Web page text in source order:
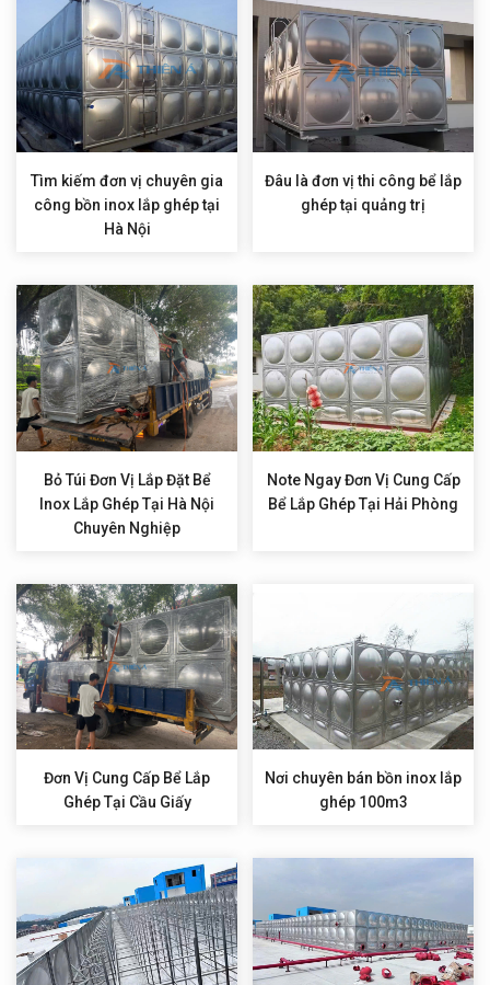
Tìm kiếm đơn vị chuyên gia
công bồn inox lắp ghép tại
Hà Nội
Đâu là đơn vị thi công bể lắp
ghép tại quảng trị
Bỏ Túi Đơn Vị Lắp Đặt Bể
Inox Lắp Ghép Tại Hà Nội
Chuyên Nghiệp
Note Ngay Đơn Vị Cung Cấp
Bể Lắp Ghép Tại Hải Phòng
Đơn Vị Cung Cấp Bể Lắp
Ghép Tại Cầu Giấy
Nơi chuyên bán bồn inox lắp
ghép 100m3